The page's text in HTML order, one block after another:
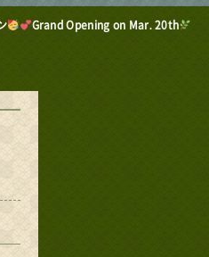
Grand Opening on Mar. 20th